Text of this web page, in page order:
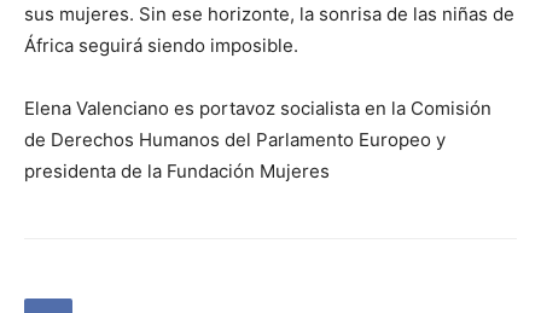
sus mujeres. Sin ese horizonte, la sonrisa de las niñas de
África seguirá siendo imposible.
Elena Valenciano es portavoz socialista en la Comisión
de Derechos Humanos del Parlamento Europeo y
presidenta de la Fundación Mujeres